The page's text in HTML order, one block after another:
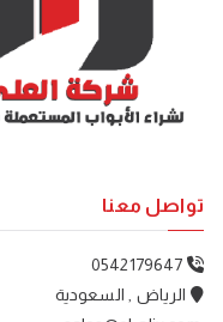
تواصل معنا
الرياض , السعودية